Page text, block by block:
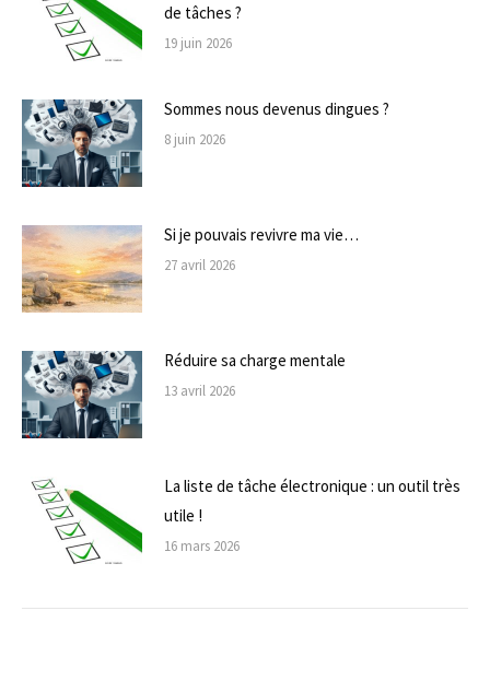
de tâches ?
19 juin 2026
Sommes nous devenus dingues ?
8 juin 2026
Si je pouvais revivre ma vie…
27 avril 2026
Réduire sa charge mentale
13 avril 2026
La liste de tâche électronique : un outil très
utile !
16 mars 2026